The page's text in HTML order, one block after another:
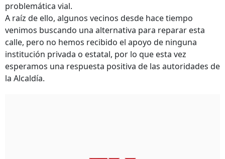
problemática vial.
A raíz de ello, algunos vecinos desde hace tiempo
venimos buscando una alternativa para reparar esta
calle, pero no hemos recibido el apoyo de ninguna
institución privada o estatal, por lo que esta vez
esperamos una respuesta positiva de las autoridades de
la Alcaldía.